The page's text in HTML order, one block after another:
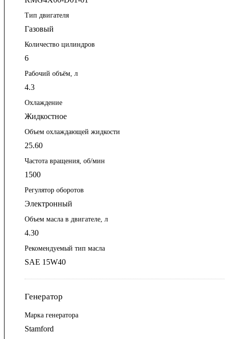
Тип двигателя
Газовый
Количество цилиндров
6
Рабочий объём, л
4.3
Охлаждение
Жидкостное
Объем охлаждающей жидкости
25.60
Частота вращения, об/мин
1500
Регулятор оборотов
Электронный
Объем масла в двигателе, л
4.30
Рекомендуемый тип масла
SAE 15W40
Генератор
Марка генератора
Stamford